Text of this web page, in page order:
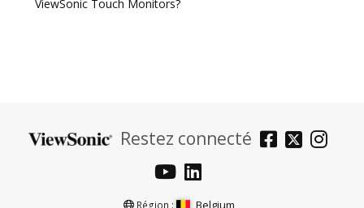
ViewSonic Touch Monitors?
Restez connecté
Belgium